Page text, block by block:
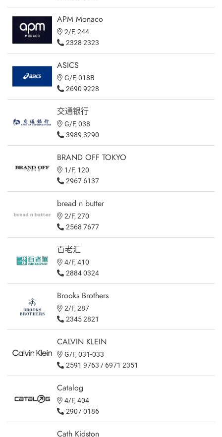
APM Monaco
2/F, 244
2328 2323
ASICS
G/F, 018B
2690 9228
交通银行
G/F, 038
3989 3290
BRAND OFF TOKYO
1/F, 120
2967 6137
bread n butter
2/F, 270
2568 7677
百老汇
4/F, 410
2884 0324
Brooks Brothers
2/F, 287
2345 2821
CALVIN KLEIN
G/F, 031-033
2591 9763 / 6971 2351
Catalog
4/F, 404
2907 0186
Cath Kidston